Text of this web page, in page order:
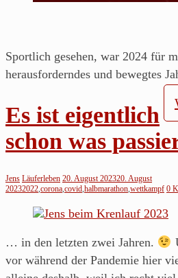
Sportlich gesehen, war 2024 für
herausforderndes und bewegtes
Es ist eigentlich
schon was
Jens Läuferleben 20. August 202320. August
20232022,corona,covid,halbmarathon,wettkampf 0
… in den letzten zwei Jahren.
vor während der Pandemie hier